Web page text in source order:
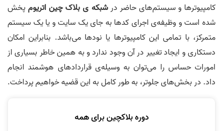
کامپیوترها و سیستم‌های حاضر درشبکه ی بلاک چین اتریومپخش
شده است و وظیفه‌ی اجرای کدها به جای یک سایت و یا یک سیستم
متمرکز، با تمامی این کامپیوترها یا نودها می‌باشد. بنابراین امکان
دستکاری و ایجاد تغییر در آن وجود ندارد و به همین خاطر بسیاری از
امورات حساس را می‌توان به وسیله‌ی قرارداد‌های هوشمند انجام
داد. در بخش‌های جلوتر، به طور کامل به این قضیه خواهیم پرداخت.
دوره بلاکچین برای همه